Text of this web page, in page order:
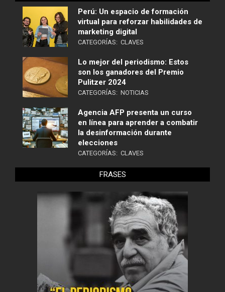
Perú: Un espacio de formación
virtual para reforzar habilidades de
marketing digital
CATEGORÍAS: CLAVES
Lo mejor del periodismo: Estos
son los ganadores del Premio
Pulitzer 2024
CATEGORÍAS: NOTICIAS
Agencia AFP presenta un curso
en línea para aprender a combatir
la desinformación durante
elecciones
CATEGORÍAS: CLAVES
FRASES